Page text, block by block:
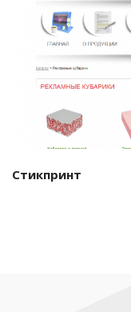
Стикпринт